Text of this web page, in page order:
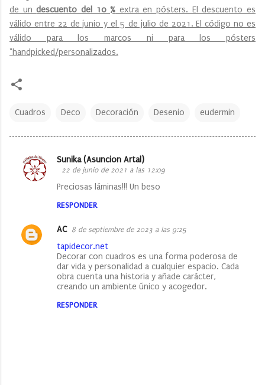
de undescuento del 10 % extra en pósters. El descuento es
válido entre 22 de junio y el 5 de julio de 2021. El código no es
válido para los marcos ni para los pósters
"handpicked/personalizados.
Cuadros Deco Decoración Desenio eudermin
C
n
Sunika (Asuncion Artal)
22 de junio de 2021 a las 12:09
Preciosas láminas!!! Un beso
RESPONDER
AC 8 de septiembre de 2023 a las 9:25
tapidecor.net
Decorar con cuadros es una forma poderosa de
dar vida y personalidad a cualquier espacio. Cada
obra cuenta una historia y añade carácter,
creando un ambiente único y acogedor.
RESPONDER